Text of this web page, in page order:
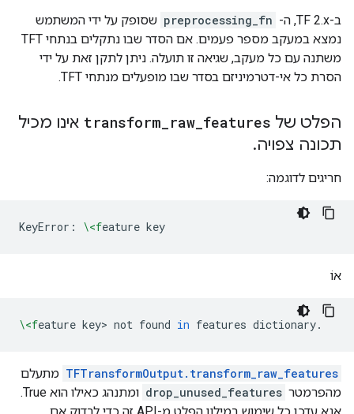
ב-TF 2.x, ה- preprocessing_fn שסופק על ידי המשתמש
נמצא במעקב מספר פעמים. אם הסדר שבו נתקלים בנתחי TFT
משתנה עם כל מעקב, שגיאה זו תועלה. ניתן לתקן זאת על ידי
הסרת כל אי-דטרמיניזם בסדר שבו מופעלים מנתחי TFT.
הפלט של transform raw features
אינו מכיל
תכונה צפויה.
חריגים לדוגמה:
KeyError: \<feature
אוֹ
\<feature key> not found in features
TFTransformOutput.transform_raw_features מתעלם
מהפרמטר drop_unused_features
ומתנהג כאילו הוא True.